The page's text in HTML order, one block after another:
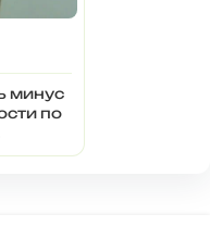
минус
по
день